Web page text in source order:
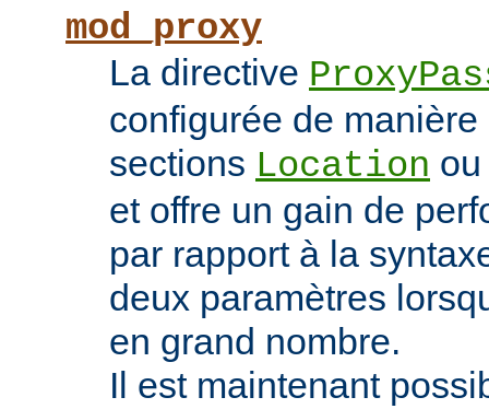
mod_proxy
La directive
configurée de
sections Location
et offre un gain de
par rapport à la
deux paramètres
en grand nombre.
Il est maintenant